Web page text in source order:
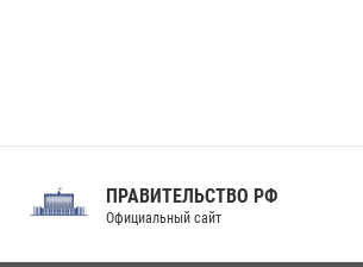
ПРАВИТЕЛЬСТВО РФ
Официальный сайт